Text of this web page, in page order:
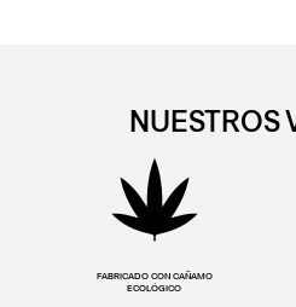
NUESTROS
FABRICADO CON CAÑAMO
ECOLÓGICO